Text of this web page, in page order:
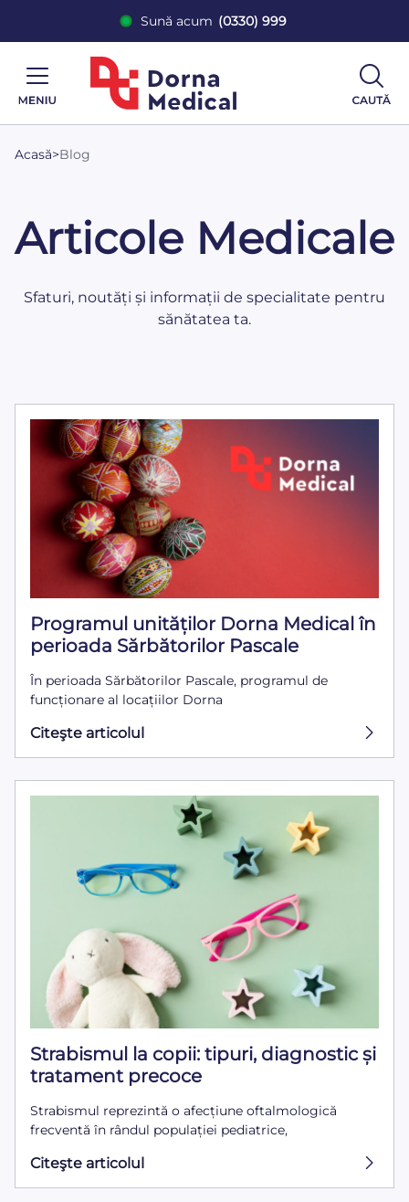
Sună acum (0330) 999
Acasă>Blog
Articole Medicale
Sfaturi, noutăți și informații de specialitate pentru
sănătatea ta.
Programul unităților Dorna Medical în
perioada Sărbătorilor Pascale
În perioada Sărbătorilor Pascale, programul de
funcționare al locațiilor Dorna
Citeşte articolul
Strabismul la copii: tipuri, diagnostic și
tratament precoce
Strabismul reprezintă o afecțiune oftalmologică
frecventă în rândul populației pediatrice,
Citeşte articolul